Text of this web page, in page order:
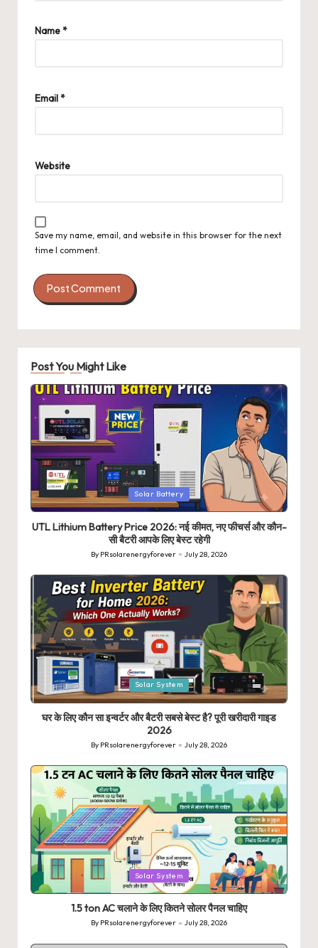
Name*
Email*
Website
Save my name, email, and website in this browser for the next
time I comment.
Post You Might Like
Posted
in
Solar Battery
UTL Lithium Battery Price 2026: नई कीमत, नए फीचर्स और कौन-
सी बैटरी आपके लिए बेस्ट रहेगी
Posted
By PRsolarenergyforever July 28, 2026
Posted
in
Solar System
घर के लिए कौन सा इन्वर्टर और बैटरी सबसे बेस्ट है? पूरी खरीदारी गाइड
2026
Posted
by
By PRsolarenergyforever July 28, 2026
Posted
in
Solar System
1.5 ton AC चलाने के लिए कितने सोलर पैनल चाहिए
Posted
By PRsolarenergyforever July 28, 2026